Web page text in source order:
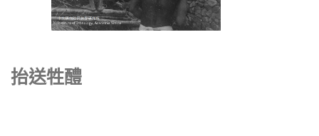
抬送牲醴